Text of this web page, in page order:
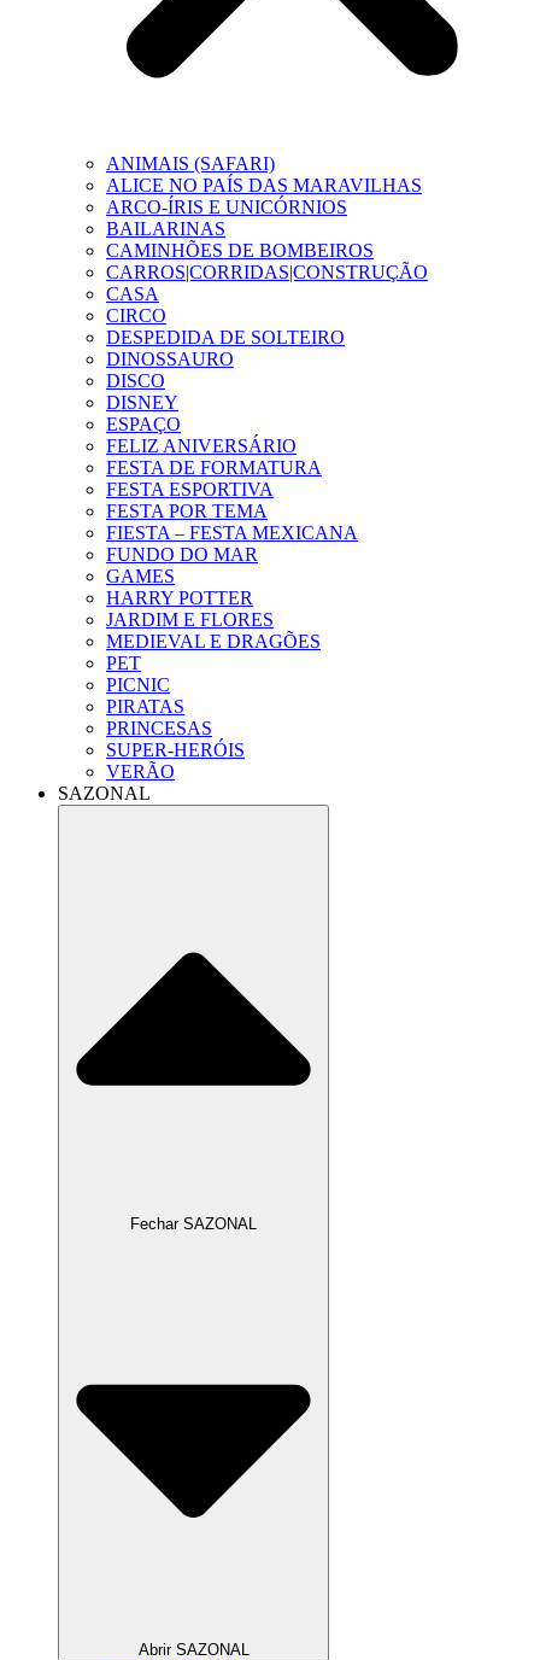
ANIMAIS (SAFARI)
ALICE NO PAÍS DAS MARAVILHAS
ARCO-ÍRIS E UNICÓRNIOS
BAILARINAS
CAMINHÕES DE BOMBEIROS
CARROS|CORRIDAS|CONSTRUÇÃO
CASA
CIRCO
DESPEDIDA DE SOLTEIRO
DINOSSAURO
DISCO
DISNEY
ESPAÇO
FELIZ ANIVERSÁRIO
FESTA DE FORMATURA
FESTA ESPORTIVA
FESTA POR TEMA
FIESTA – FESTA MEXICANA
FUNDO DO MAR
GAMES
HARRY POTTER
JARDIM E FLORES
MEDIEVAL E DRAGÕES
PET
PICNIC
PIRATAS
PRINCESAS
SUPER-HERÓIS
VERÃO
SAZONAL
Fechar SAZONAL
Abrir SAZONAL